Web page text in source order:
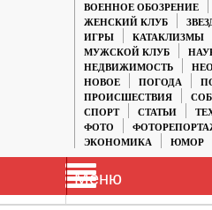
ВОЕННОЕ ОБОЗРЕНИЕ
ЖЕНСКИЙ КЛУБ
ИГРЫ
КАТАКЛИЗМЫ
МУЖСКОЙ КЛУБ
НЕДВИЖИМОСТЬ
НОВОЕ
ПОГОДА
ПРОИСШЕСТВИЯ
СПОРТ
СТАТЬИ
ФОТО
ЭКОНОМИКА
ЮМОР
Меню